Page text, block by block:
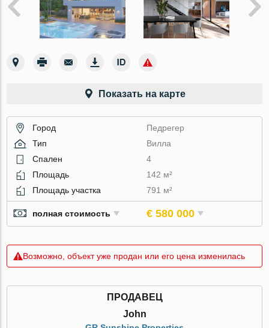
Показать на карте
Город
Педрегер
Тип
Вилла
Спален
4
Площадь
142 м²
Площадь участка
791 м²
полная стоимость € 580 000
Возможно, объект уже продан или его цена изменилась
ПРОДАВЕЦ
John